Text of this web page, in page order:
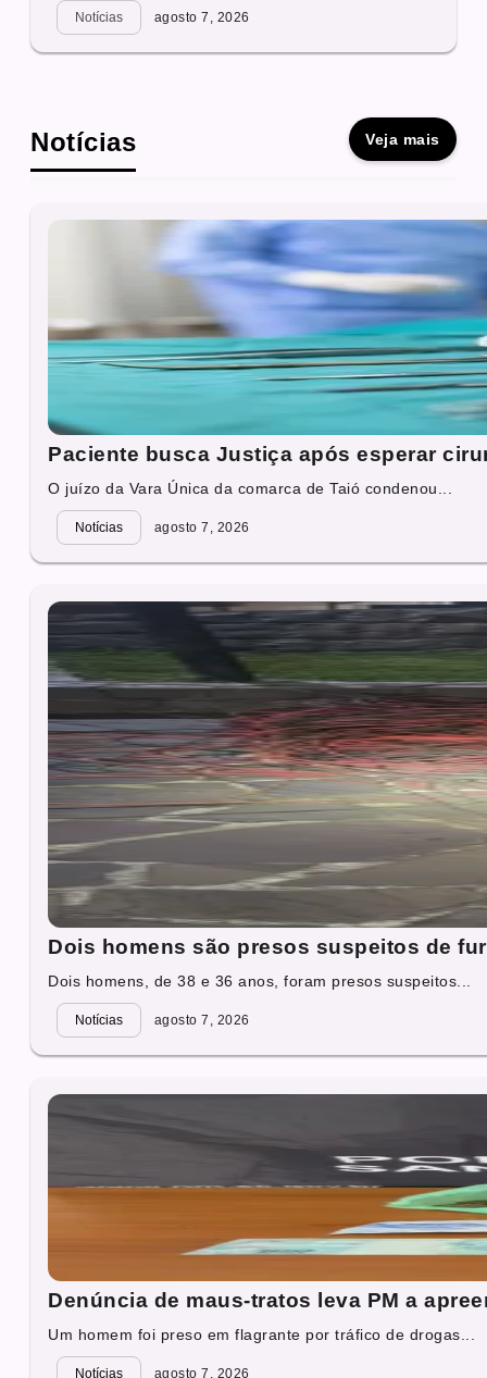
Notícias agosto 7, 2026
Notícias Veja mais
Paciente busca Justiça após esperar
O juízo da Vara Única da comarca de Taió condenou...
Notícias agosto 7, 2026
Dois homens são presos suspeitos de
Dois homens, de 38 e 36 anos, foram presos suspeitos...
Notícias agosto 7, 2026
Denúncia de maus-tratos leva PM a
Um homem foi preso em flagrante por tráfico de drogas...
Notícias agosto 7, 2026